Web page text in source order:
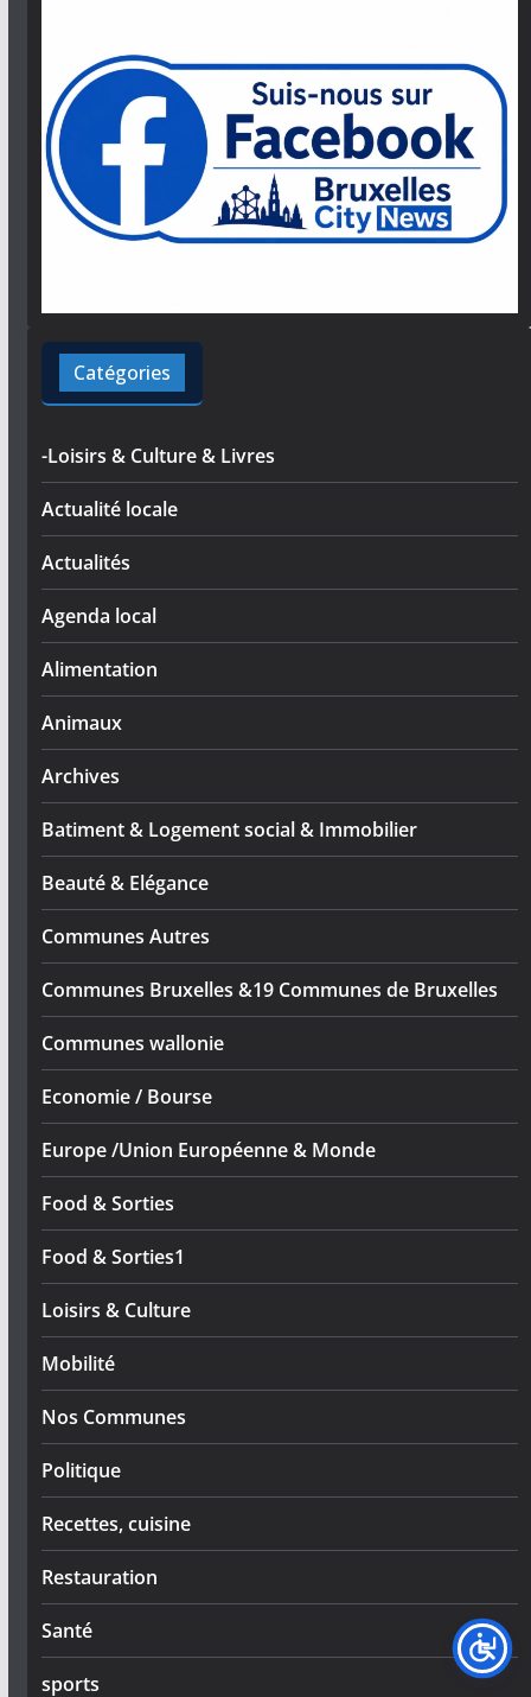
Catégories
-Loisirs & Culture & Livres
Actualité locale
Actualités
Agenda local
Alimentation
Animaux
Archives
Batiment & Logement social & Immobilier
Beauté & Elégance
Communes Autres
Communes Bruxelles &19 Communes de Bruxelles
Communes wallonie
Economie / Bourse
Europe /Union Européenne & Monde
Food & Sorties
Food & Sorties1
Loisirs & Culture
Mobilité
Nos Communes
Politique
Recettes, cuisine
Restauration
Santé
sports